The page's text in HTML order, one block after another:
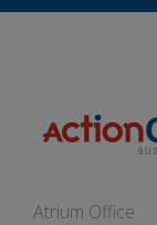
Atrium Office